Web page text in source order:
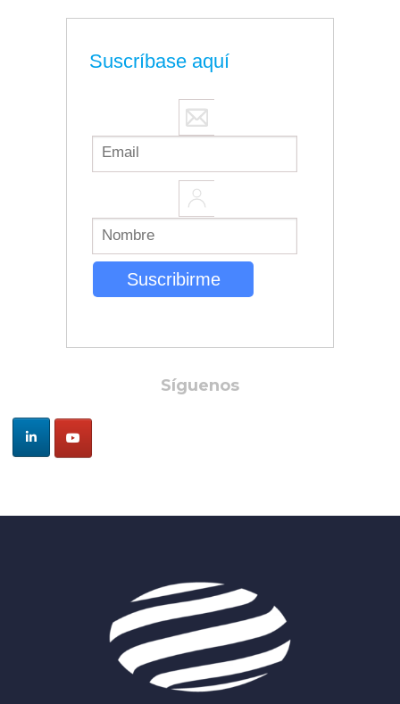
Suscríbase aquí
Síguenos